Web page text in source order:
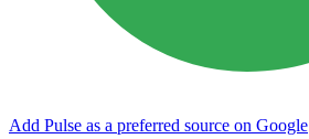
Add Pulse as a preferred source on Google